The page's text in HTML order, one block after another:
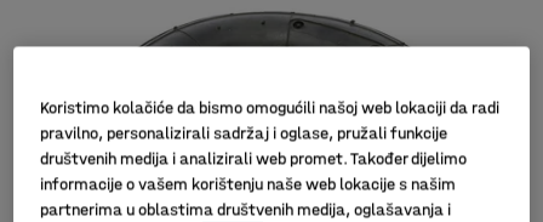
Koristimo kolačiće da bismo omogućili našoj web lokaciji da radi
pravilno, personalizirali sadržaj i oglase, pružali funkcije
društvenih medija i analizirali web promet. Također dijelimo
informacije o vašem korištenju naše web lokacije s našim
partnerima u oblastima društvenih medija, oglašavanja i